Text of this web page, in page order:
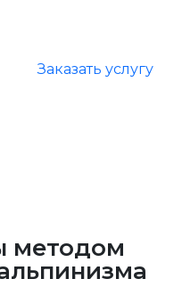
Заказать услугу
методом